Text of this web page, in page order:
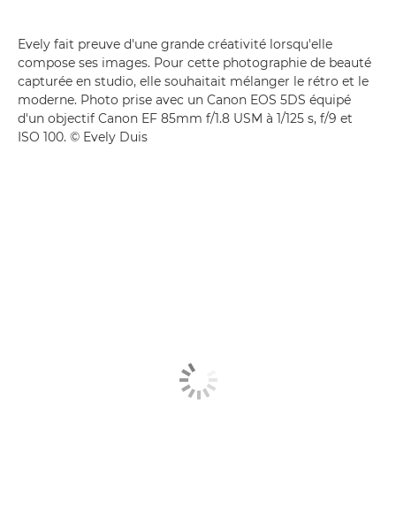
Evely fait preuve d'une grande créativité lorsqu'elle
compose ses images. Pour cette photographie de beauté
capturée en studio, elle souhaitait mélanger le rétro et le
moderne. Photo prise avec un Canon EOS 5DS équipé
d'un objectif Canon EF 85mm f/1.8 USM à 1/125 s, f/9 et
ISO 100. © Evely Duis